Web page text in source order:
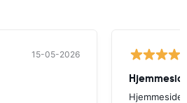
15-05-2026